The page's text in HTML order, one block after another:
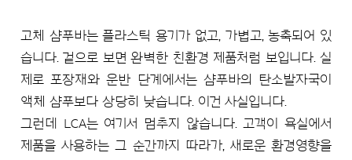
고체 샴푸바는 플라스틱 용기가 없고, 가볍고, 농축되어 있
습니다. 겉으로 보면 완벽한 친환경 제품처럼 보입니다. 실
제로 포장재와 운반 단계에서는 샴푸바의 탄소발자국이
액체 샴푸보다 상당히 낮습니다. 이건 사실입니다.
그런데 LCA는 여기서 멈추지 않습니다. 고객이 욕실에서
제품을 사용하는 그 순간까지 따라가, 새로운 환경영향을